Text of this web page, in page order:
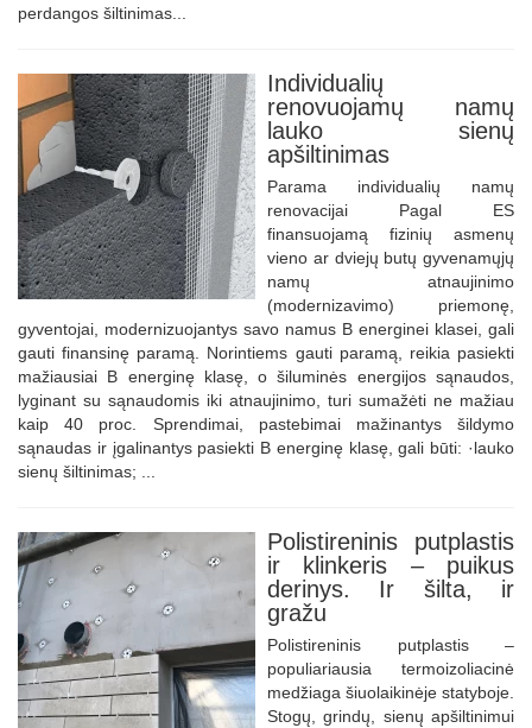
perdangos šiltinimas...
Individualių
renovuojamų namų
lauko sienų
apšiltinimas
Parama individualių namų
renovacijai Pagal ES
finansuojamą fizinių asmenų
vieno ar dviejų butų gyvenamųjų
namų atnaujinimo
(modernizavimo) priemonę,
gyventojai, modernizuojantys savo namus B energinei klasei, gali
gauti finansinę paramą. Norintiems gauti paramą, reikia pasiekti
mažiausiai B energinę klasę, o šiluminės energijos sąnaudos,
lyginant su sąnaudomis iki atnaujinimo, turi sumažėti ne mažiau
kaip 40 proc. Sprendimai, pastebimai mažinantys šildymo
sąnaudas ir įgalinantys pasiekti B energinę klasę, gali būti: ·lauko
sienų šiltinimas; ...
Polistireninis putplastis
ir klinkeris – puikus
derinys. Ir šilta, ir
gražu
Polistireninis putplastis –
populiariausia termoizoliacinė
medžiaga šiuolaikinėje statyboje.
Stogų, grindų, sienų apšiltinimui